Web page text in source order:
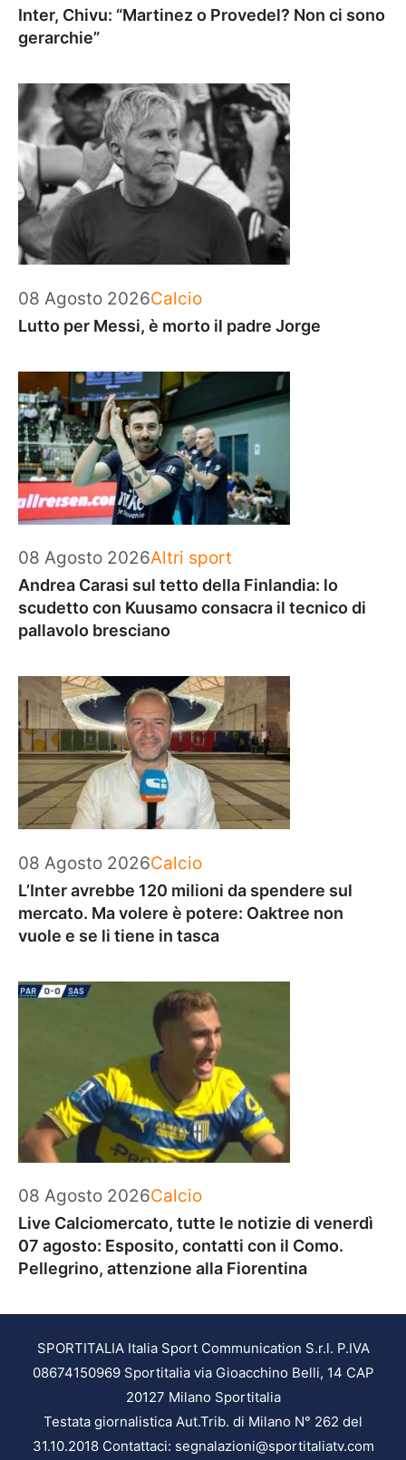
Inter, Chivu: “Martinez o Provedel? Non ci sono
gerarchie”
08 Agosto 2026Categorie
Calcio
Lutto per Messi, è morto il padre Jorge
08 Agosto 2026Categorie
Altri sport
Andrea Carasi sul tetto della Finlandia: lo
scudetto con Kuusamo consacra il tecnico di
pallavolo bresciano
08 Agosto 2026Categorie
Calcio
L’Inter avrebbe 120 milioni da spendere sul
mercato. Ma volere è potere: Oaktree non
vuole e se li tiene in tasca
08 Agosto 2026Categorie
Calcio
Live Calciomercato, tutte le notizie di venerdì
07 agosto: Esposito, contatti con il Como.
Pellegrino, attenzione alla Fiorentina
SPORTITALIA Italia Sport Communication S.r.l. P.IVA
08674150969 Sportitalia via Gioacchino Belli, 14 CAP
20127 Milano Sportitalia
Testata giornalistica Aut.Trib. di Milano N° 262 del
31.10.2018 Contattaci: segnalazioni@sportitaliatv.com